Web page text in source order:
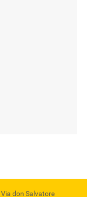
Via don Salvatore